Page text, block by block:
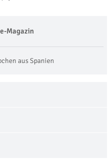
Magazin
aus Spanien